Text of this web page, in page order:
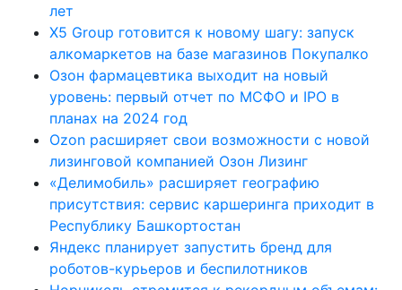
лет
X5 Group готовится к новому шагу: запуск
алкомаркетов на базе магазинов Покупалко
Озон фармацевтика выходит на новый
уровень: первый отчет по МСФО и IPO в
планах на 2024 год
Ozon расширяет свои возможности с новой
лизинговой компанией Озон Лизинг
«Делимобиль» расширяет географию
присутствия: сервис каршеринга приходит в
Республику Башкортостан
Яндекс планирует запустить бренд для
роботов-курьеров и беспилотников